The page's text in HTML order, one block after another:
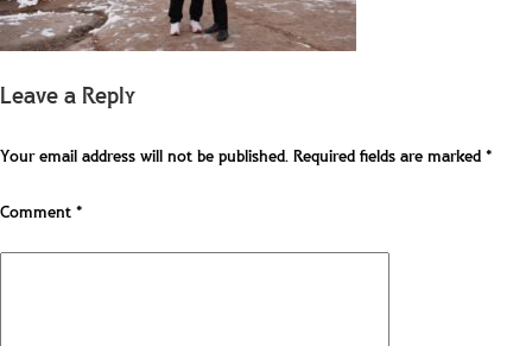
Leave a Reply
Your email address will not be published.Required fields are marked*
Comment*